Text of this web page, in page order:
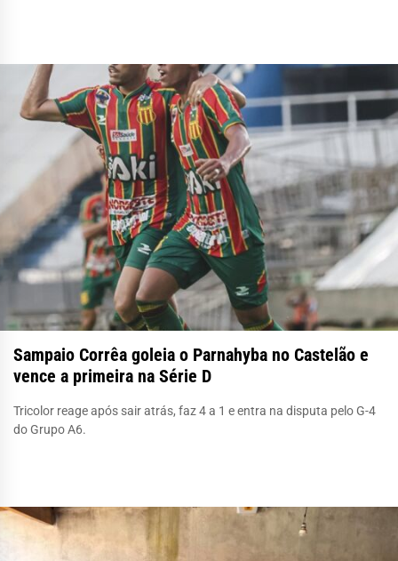
Sampaio Corrêa goleia o Parnahyba no Castelão e
vence a primeira na Série D
Tricolor reage após sair atrás, faz 4 a 1 e entra na disputa pelo G-4
do Grupo A6.